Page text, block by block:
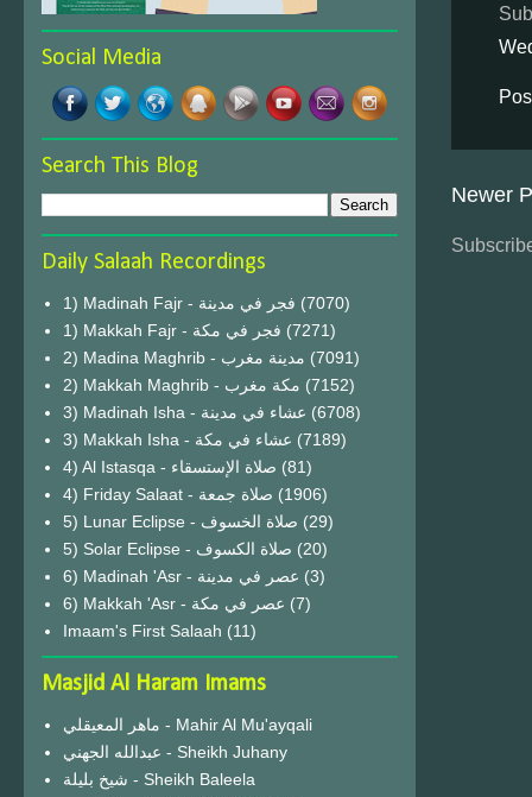
Newer
Social Media
Search This Blog
Daily Salaah Recordings
1) Madinah Fajr - فجر في مدينة (7070)
1) Makkah Fajr - فجر في مكة (7271)
2) Madina Maghrib - مدينة مغرب (7091)
2) Makkah Maghrib - مكة مغرب (7152)
3) Madinah Isha - عشاء في مدينة (6708)
3) Makkah Isha - عشاء في مكة (7189)
4) Al Istasqa - صلاة الإستسقاء (81)
4) Friday Salaat - صلاة جمعة (1906)
5) Lunar Eclipse - صلاة الخسوف (29)
(20)
6) Madinah 'Asr - عصر في مدينة (3)
6) Makkah 'Asr - عصر في مكة (7)
Imaam's First Salaah (11)
Masjid Al Haram Imams
ماهر المعيقلي - Mahir Al Mu'ayqali
عبدالله الجهني - Sheikh Juhany
شيخ بليلة - Sheikh Baleela